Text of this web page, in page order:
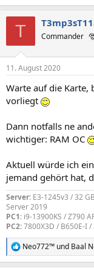
T Commander
11. August 2020
Warte auf die Karte,
vorliegt
Dann notfalls ne
wichtiger: RAM OC
Aktuell würde ich
jemand gehört hat,
Server: E3-1245v3 / 32
Server 2019
PC1: i9-13900KS / Z790
PC2:7800X3D / B650E-I /
R
e
Neo772™ und Baal